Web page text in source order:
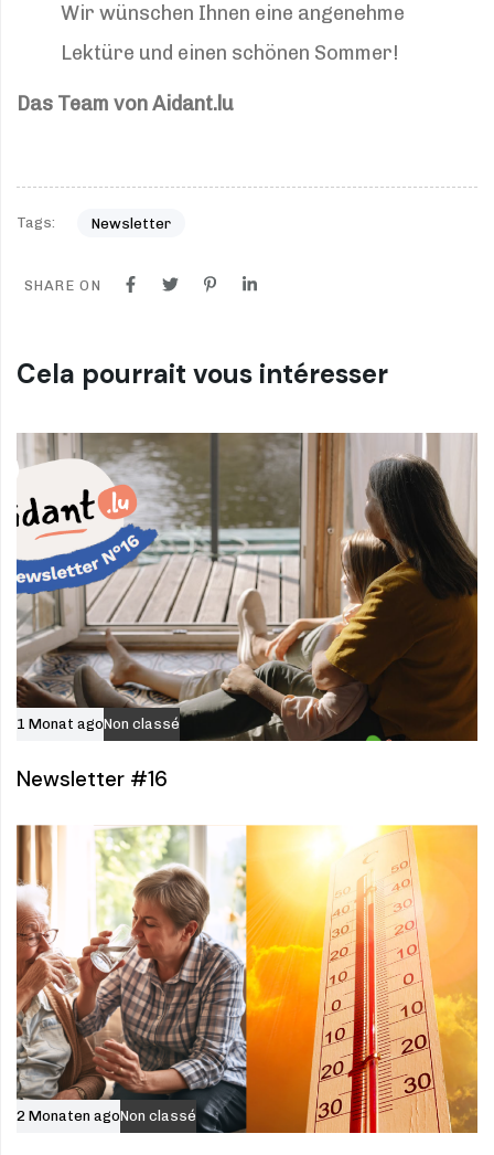
Wir wünschen Ihnen eine angenehme
Lektüre und einen schönen Sommer!
Das Team von Aidant.lu
Tags: Newsletter
SHARE ON
Cela pourrait vous intéresser
1 Monat agoNon classé
Newsletter #16
2 Monaten agoNon classé